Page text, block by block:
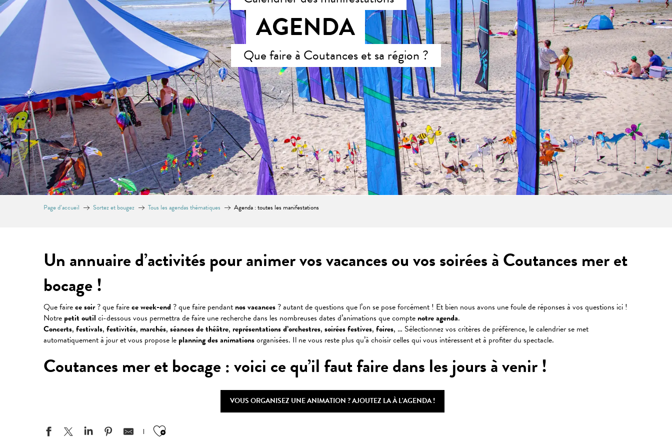
AGENDA
Que faire à Coutances et sa région ?
Page d’accueil Sortez et bougez Tous les agendas thématiques Agenda : toutes les manifestations
Un annuaire d’activités pour animer vos vacances ou vos soirées à Coutances mer et
bocage !
Que fairece soir? que fairece week-end ? que faire pendant nos vacances? autant de questions que l’on se pose forcément ! Et bien nous avons une foule de réponses à vos questions ici !
Notre petit outil ci-dessous vous permettra de faire une recherche dans les nombreuses dates d’animations que compte notre agenda.
Concerts, festivals, festivités, marchés, séancesdethéâtre, représentationsd’orchestres, soiréesfestives, foires, … Sélectionnez vos critères de préférence, le calendrier se met
automatiquement à jour et vous propose le planning des animationsorganisées. Il ne vous reste plus qu’à choisir celles qui vous intéressent et à profiter du spectacle.
Coutances mer et bocage : voici ce qu’il faut faire dans les jours à venir !
VOUS ORGANISEZ UNE ANIMATION ? AJOUTEZ LA À L'AGENDA !
Ajouter aux favoris